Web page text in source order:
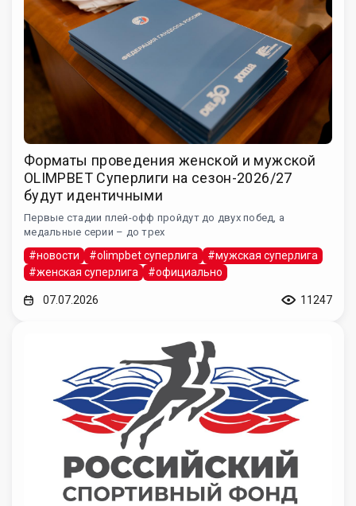
Форматы проведения женской и мужской
OLIMPBET Суперлиги на сезон-2026/27
будут идентичными
Первые стадии плей-офф пройдут до двух побед, а
медальные серии – до трех
#новости #olimpbet суперлига
#мужская суперлига
#женская суперлига
#официально
07.07.2026 11247